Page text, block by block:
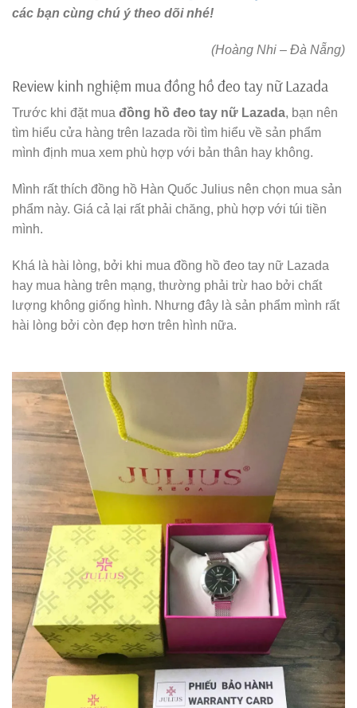
các bạn cùng chú ý theo dõi nhé!
(Hoàng Nhi – Đà Nẵng)
Review kinh nghiệm mua đồng hồ đeo tay nữ Lazada
Trước khi đặt mua đồng hồ đeo tay nữ Lazada, bạn nên
tìm hiểu cửa hàng trên lazada rồi tìm hiểu về sản phẩm
mình định mua xem phù hợp với bản thân hay không.
Mình rất thích đồng hồ Hàn Quốc Julius nên chọn mua sản
phẩm này. Giá cả lại rất phải chăng, phù hợp với túi tiền
mình.
Khá là hài lòng, bởi khi mua đồng hồ đeo tay nữ Lazada
hay mua hàng trên mạng, thường phải trừ hao bởi chất
lượng không giống hình. Nhưng đây là sản phẩm mình rất
hài lòng bởi còn đẹp hơn trên hình nữa.